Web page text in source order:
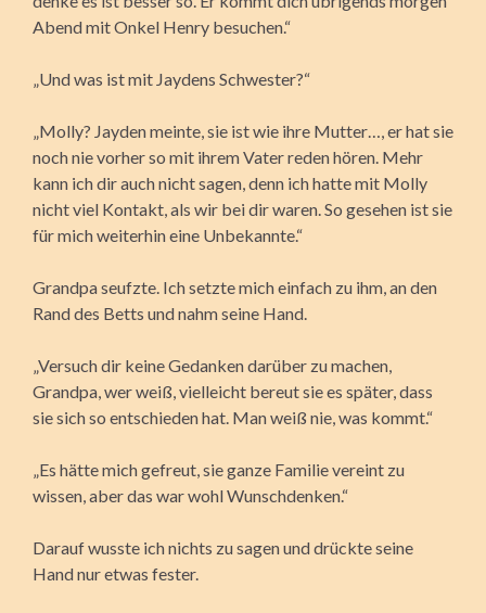
Abend mit Onkel Henry besuchen.“
„Und was ist mit Jaydens Schwester?“
„Molly? Jayden meinte, sie ist wie ihre Mutter…, er hat sie
noch nie vorher so mit ihrem Vater reden hören. Mehr
kann ich dir auch nicht sagen, denn ich hatte mit Molly
nicht viel Kontakt, als wir bei dir waren. So gesehen ist sie
für mich weiterhin eine Unbekannte.“
Grandpa seufzte. Ich setzte mich einfach zu ihm, an den
Rand des Betts und nahm seine Hand.
„Versuch dir keine Gedanken darüber zu machen,
Grandpa, wer weiß, vielleicht bereut sie es später, dass
sie sich so entschieden hat. Man weiß nie, was kommt.“
„Es hätte mich gefreut, sie ganze Familie vereint zu
wissen, aber das war wohl Wunschdenken.“
Darauf wusste ich nichts zu sagen und drückte seine
Hand nur etwas fester.